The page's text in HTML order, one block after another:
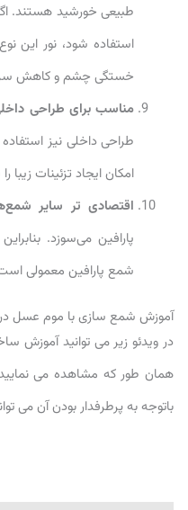
طبیعی خورشید هستند.
استفاده شود، نور این
خستگی چشم و کاهش
مناسب برای طراحی
طراحی داخلی نیز
امکان ایجاد تزئینات زیبا
اقتصادی تر سایر
پارافین می‌سوزد.
شمع پارافین معمولی است
آموزش شمع سازی با موم عسل در
در ویدئو زیر می توانید
همان طور که مشاهده می
باتوجه به پرطرفدار بودن آن می